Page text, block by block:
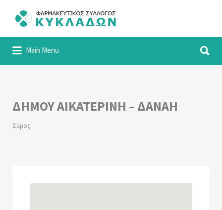
Φαρμακευτικός Σύλλογος Κυκλάδων
Αναζήτηση
για:
Main Menu
για:
ΔΗΜΟΥ ΑΙΚΑΤΕΡΙΝΗ – ΔΑΝΑΗ
Σύρος